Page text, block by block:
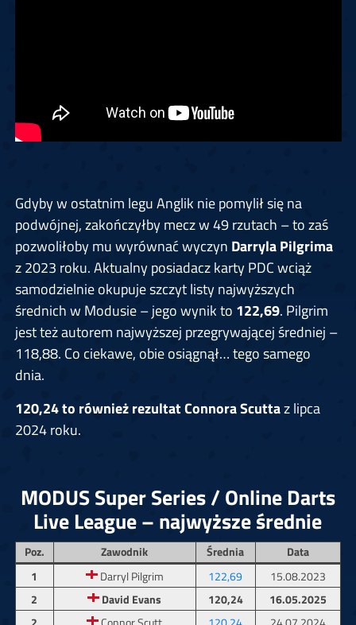
Gdyby w ostatnim legu Anglik nie pomylił się na
podwójnej, zakończyłby mecz w 49 rzutach – to zaś
pozwoliłoby mu wyrównać wyczyn Darryla Pilgrima
z 2023 roku. Aktualny posiadacz karty PDC wciąż
samodzielnie okupuje szczyt listy najwyższych
średnich w Modusie – jego wynik to 122,69. Pilgrim
jest też autorem najwyższej przegrywającej średniej –
118,88. Co ciekawe, obie osiągnął… tego samego
dnia.
120,24 to również rezultat Connora Scuttaz lipca
2024 roku.
MODUS Super Series / Online Darts
Live League – najwyższe średnie
Poz. Zawodnik Średnia
Data
1
Darryl Pilgrim 122,69
15.08.2023
2
David Evans 120,24
16.05.2025